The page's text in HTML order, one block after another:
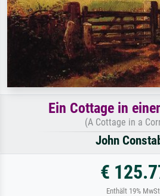
Ein Cottage in
(A Cottage in a
John
€
Enthält 19%